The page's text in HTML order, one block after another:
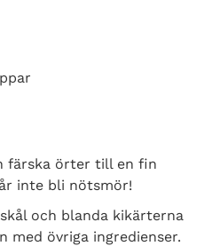
färska örter till en fin
inte bli nötsmör!
och blanda kikärterna
med övriga ingredienser.